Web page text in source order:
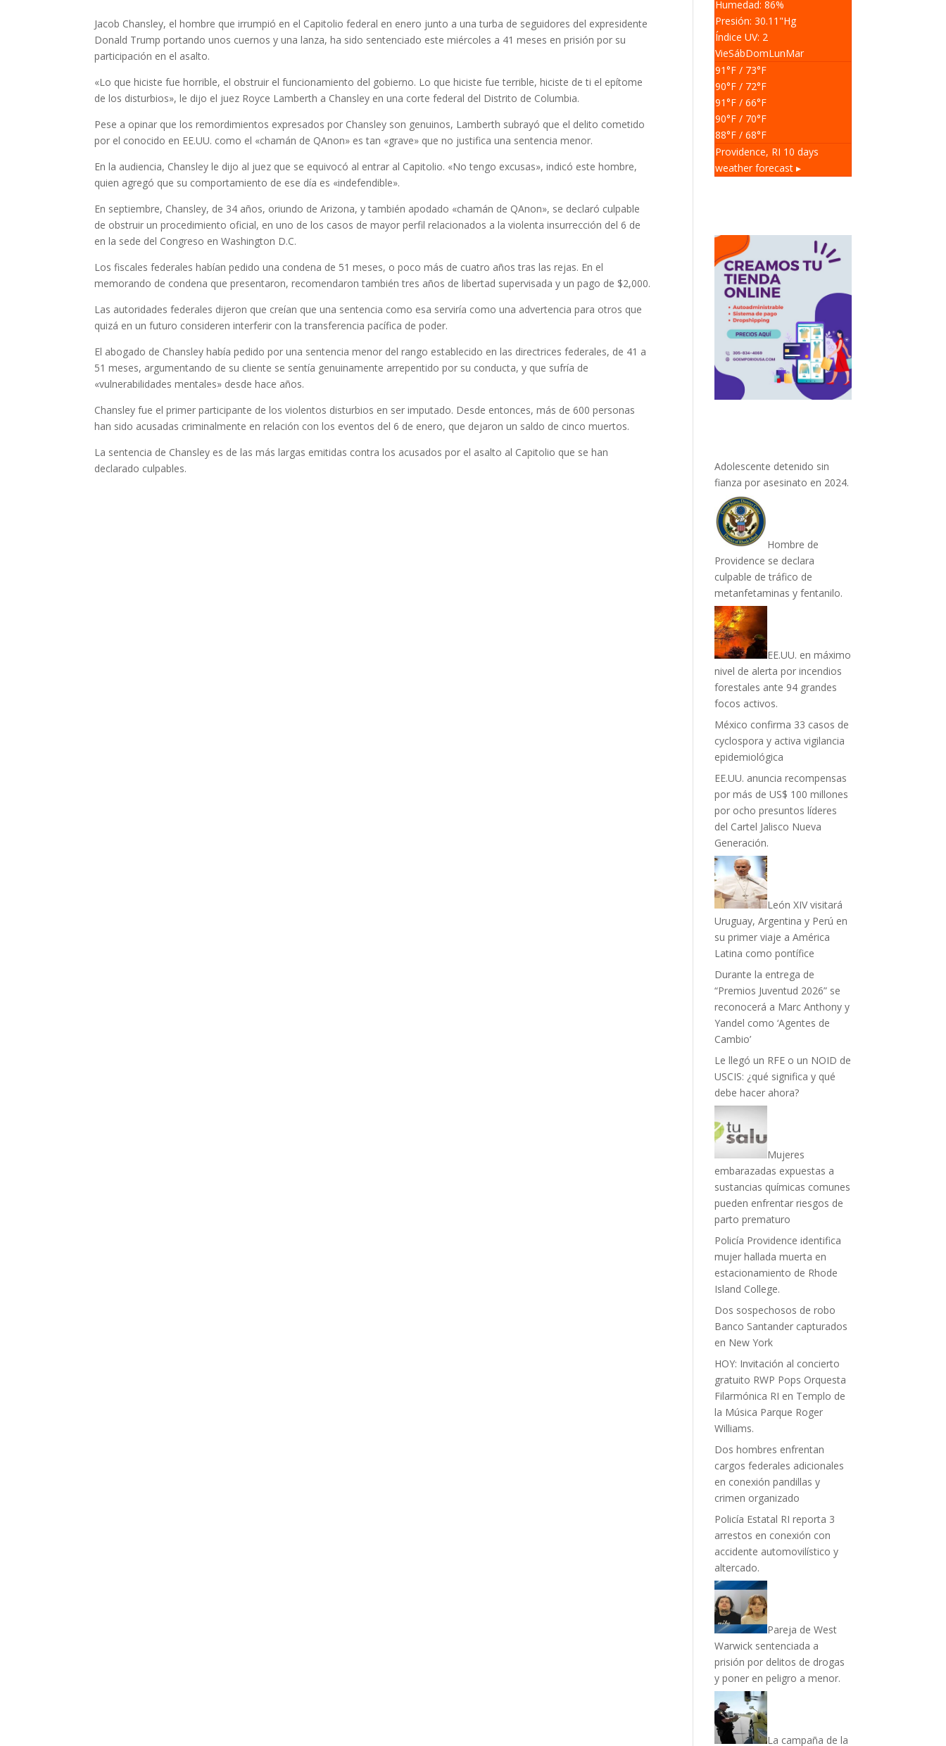
Jacob Chansley, el hombre que irrumpió en el Capitolio federal en enero junto a una turba de seguidores del expresidente
Donald Trump portando unos cuernos y una lanza, ha sido sentenciado este miércoles a 41 meses en prisión por su
participación en el asalto.
«Lo que hiciste fue horrible, el obstruir el funcionamiento del gobierno. Lo que hiciste fue terrible, hiciste de ti el epítome
de los disturbios», le dijo el juez Royce Lamberth a Chansley en una corte federal del Distrito de Columbia.
Pese a opinar que los remordimientos expresados por Chansley son genuinos, Lamberth subrayó que el delito cometido
por el conocido en EE.UU. como el «chamán de QAnon» es tan «grave» que no justifica una sentencia menor.
En la audiencia, Chansley le dijo al juez que se equivocó al entrar al Capitolio. «No tengo excusas», indicó este hombre,
quien agregó que su comportamiento de ese día es «indefendible».
En septiembre, Chansley, de 34 años, oriundo de Arizona, y también apodado «chamán de QAnon», se declaró culpable
de obstruir un procedimiento oficial, en uno de los casos de mayor perfil relacionados a la violenta insurrección del 6 de
en la sede del Congreso en Washington D.C.
Los fiscales federales habían pedido una condena de 51 meses, o poco más de cuatro años tras las rejas. En el
memorando de condena que presentaron, recomendaron también tres años de libertad supervisada y un pago de $2,000.
Las autoridades federales dijeron que creían que una sentencia como esa serviría como una advertencia para otros que
quizá en un futuro consideren interferir con la transferencia pacífica de poder.
El abogado de Chansley había pedido por una sentencia menor del rango establecido en las directrices federales, de 41 a
51 meses, argumentando de su cliente se sentía genuinamente arrepentido por su conducta, y que sufría de
«vulnerabilidades mentales» desde hace años.
Chansley fue el primer participante de los violentos disturbios en ser imputado. Desde entonces, más de 600 personas
han sido acusadas criminalmente en relación con los eventos del 6 de enero, que dejaron un saldo de cinco muertos.
La sentencia de Chansley es de las más largas emitidas contra los acusados por el asalto al Capitolio que se han
declarado culpables.
Humedad: 86%
Presión: 30.11 "Hg
Índice UV: 2
VieSábDomLunMar
91°F / 73°F
90°F / 72°F
91°F / 66°F
90°F / 70°F
88°F / 68°F
Providence, RI 10 days
weather forecast ▸
Adolescente detenido sin
fianza por asesinato en 2024.
Hombre de
Providence se declara
culpable de tráfico de
metanfetaminas y fentanilo.
EE.UU. en máximo
nivel de alerta por incendios
forestales ante 94 grandes
focos activos.
México confirma 33 casos de
cyclospora y activa vigilancia
epidemiológica
EE.UU. anuncia recompensas
por más de US$ 100 millones
por ocho presuntos líderes
del Cartel Jalisco Nueva
Generación.
León XIV visitará
Uruguay, Argentina y Perú en
su primer viaje a América
Latina como pontífice
Durante la entrega de
“Premios Juventud 2026” se
reconocerá a Marc Anthony y
Yandel como ‘Agentes de
Cambio’
Le llegó un RFE o un NOID de
USCIS: ¿qué significa y qué
debe hacer ahora?
Mujeres
embarazadas expuestas a
sustancias químicas comunes
pueden enfrentar riesgos de
parto prematuro
Policía Providence identifica
mujer hallada muerta en
estacionamiento de Rhode
Island College.
Dos sospechosos de robo
Banco Santander capturados
en New York
HOY: Invitación al concierto
gratuito RWP Pops Orquesta
Filarmónica RI en Templo de
la Música Parque Roger
Williams.
Dos hombres enfrentan
cargos federales adicionales
en conexión pandillas y
crimen organizado
Policía Estatal RI reporta 3
arrestos en conexión con
accidente automovilístico y
altercado.
Pareja de West
Warwick sentenciada a
prisión por delitos de drogas
y poner en peligro a menor.
La campaña de la